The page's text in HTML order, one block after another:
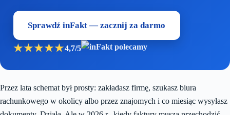
Sprawdź inFakt — zacznij za darmo
★★★★★4,7/5
Przez lata schemat był prosty: zakładasz firmę, szukasz biura
rachunkowego w okolicy albo przez znajomych i co miesiąc wysyłasz